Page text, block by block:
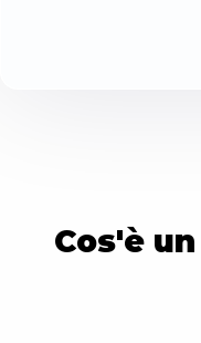
Cos'è